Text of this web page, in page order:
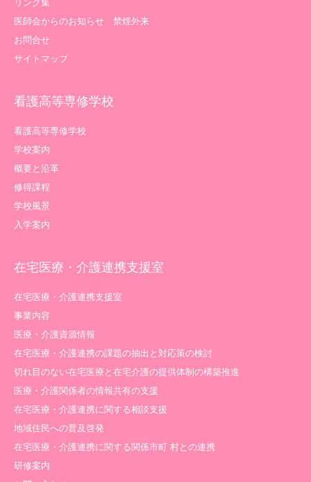
リンク集
医師会からのお知らせ 禁煙外来
お問合せ
サイトマップ
看護高等専修学校
看護高等専修学校
学校案内
概要と沿革
修得課程
学校風景
入学案内
在宅医療・介護連携支援室
在宅医療・介護連携支援室
事業内容
医療・介護資源情報
在宅医療・介護連携の課題の抽出と対応策の検討
切れ目のない在宅医療と在宅介護の提供体制の構築推進
医療・介護関係者の情報共有の支援
在宅医療・介護連携に関する相談支援
地域住民への普及啓発
在宅医療・介護連携に関する関係市町 村との連携
研修案内